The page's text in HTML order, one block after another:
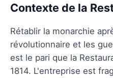
Contexte de la
Rétablir la monarchie
révolutionnaire et les
est le pari que la
1814. L'entreprise est